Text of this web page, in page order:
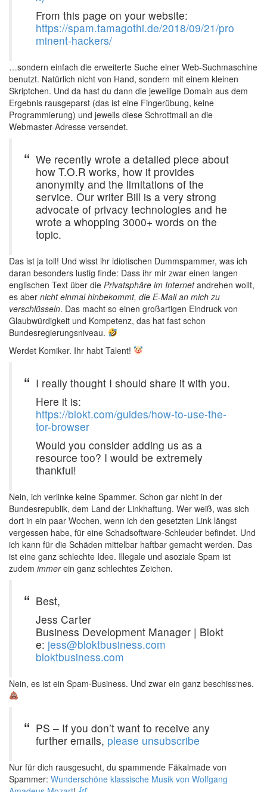
From this page on your website:
https://spam.tamagothi.de/2018/09/21/pro
minent-hackers/
…sondern einfach die erweiterte Suche einer Web-Suchmaschine
benutzt. Natürlich nicht von Hand, sondern mit einem kleinen
Skriptchen. Und da hast du dann die jeweilige Domain aus dem
Ergebnis rausgeparst (das ist eine Fingerübung, keine
Programmierung) und jeweils diese Schrottmail an die
Webmaster-Adresse versendet.
We recently wrote a detailed piece about
how T.O.R works, how it provides
anonymity and the limitations of the
service. Our writer Bill is a very strong
advocate of privacy technologies and he
wrote a whopping 3000+ words on the
topic.
Das ist ja toll! Und wisst ihr idiotischen Dummspammer, was ich
daran besonders lustig finde: Dass ihr mir zwar einen langen
englischen Text über die Privatsphäre im Internetandrehen wollt,
es aber nicht einmal hinbekommt, die E-Mail an mich zu
verschlüsseln. Das macht so einen großartigen Eindruck von
Glaubwürdigkeit und Kompetenz, das hat fast schon
Bundesregierungsniveau.
Werdet Komiker. Ihr habt Talent!
I really thought I should share it with you.
Here it is:
https://blokt.com/guides/how-to-use-the-
tor-browser
Would you consider adding us as a
resource too? I would be extremely
thankful!
Nein, ich verlinke keine Spammer. Schon gar nicht in der
Bundesrepublik, dem Land der Linkhaftung. Wer weiß, was sich
dort in ein paar Wochen, wenn ich den gesetzten Link längst
vergessen habe, für eine Schadsoftware-Schleuder befindet. Und
ich kann für die Schäden mittelbar haftbar gemacht werden. Das
ist eine ganz schlechte Idee. Illegale und asoziale Spam ist
zudem immerein ganz schlechtes Zeichen.
Best,
Jess Carter
Business Development Manager | Blokt
e: jess@bloktbusiness.com
bloktbusiness.com
Nein, es ist ein Spam-Business. Und zwar ein ganz beschiss‘nes.
PS – If you don’t want to receive any
further emails, please unsubscribe
Nur für dich rausgesucht, du spammende Fäkalmade von
Spammer: Wunderschöne klassische Musik von Wolfgang